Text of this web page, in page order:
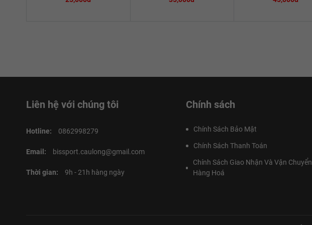
Liên hệ với chúng tôi
Hotline: 0862998279
Email: bissport.caulong@gmail.com
Thời gian: 9h - 21h hàng ngày
Chính sách
Chính Sách Bảo Mật
Chính Sách Thanh Toán
Chính Sách Giao Nhận Và Vận Chuyển
Hàng Hoá